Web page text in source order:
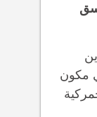
مكون